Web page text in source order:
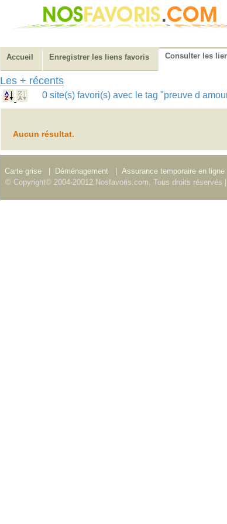
Accueil Enregistrer les liens favoris Consulter les
Les + récents
0 site(s) favori(s) avec le tag "preuve d
Aucun résultat.
Carte grise Déménagement Assurance temporaire en ligne
© Copyright© 2004-20012 Nosfavoris.com. Tous droits réservés |